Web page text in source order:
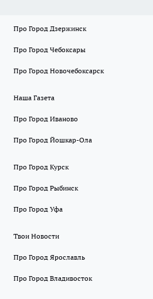
Про Город Дзержинск
Про Город Чебоксары
Про Город Новочебоксарск
Наша Газета
Про Город Иваново
Про Город Йошкар-Ола
Про Город Курск
Про Город Рыбинск
Про Город Уфа
Твои Новости
Про Город Ярославль
Про Город Владивосток